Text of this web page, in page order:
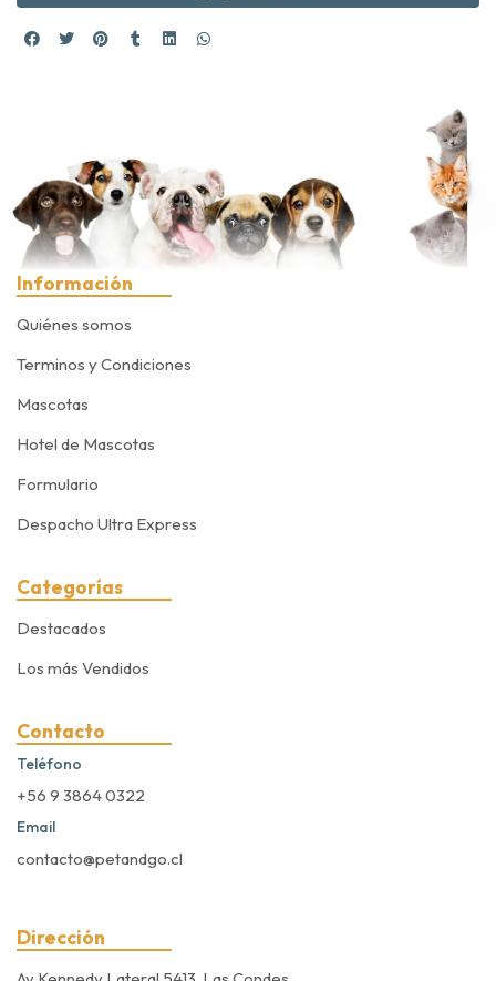
Información
Quiénes somos
Terminos y Condiciones
Mascotas
Hotel de Mascotas
Formulario
Despacho Ultra Express
Categorías
Destacados
Los más Vendidos
Contacto
Teléfono
+56 9 3864 0322
Email
contacto@petandgo.cl
Dirección